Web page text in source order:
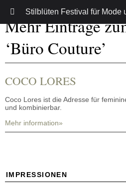
Mehr Einträge
‘Büro Couture’
COCO LORES
Coco Lores ist die Adresse für
und kombinierbar.
Mehr information»
IMPRESSIONEN
Stilblüten Festival für Mode